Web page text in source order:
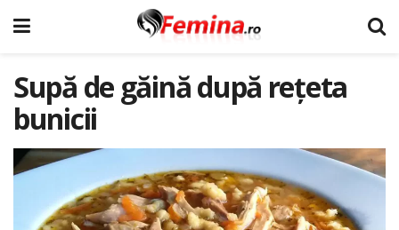
Supă de găină după rețeta
bunicii